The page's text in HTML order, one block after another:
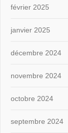
février 2025
janvier 2025
décembre 2024
novembre 2024
octobre 2024
septembre 2024